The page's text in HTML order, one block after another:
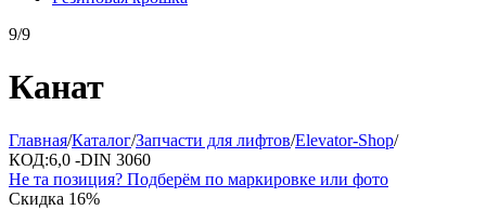
9/9
Канат
Главная/Каталог/Запчасти для лифтов/Elevator-Shop/
КОД:6,0 -DIN 3060
Не та позиция? Подберём по маркировке или фото
Скидка 16%